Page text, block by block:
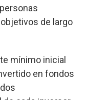
de largo
mínimo inicial
en fondos